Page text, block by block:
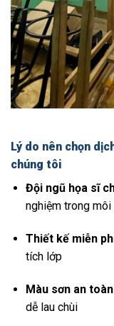
Lý do nên chọn
chúng tôi
Đội ngũ họa sĩ
nghiệm trong
Thiết kế miễn
tích lớp
Màu sơn an
dễ lau chùi